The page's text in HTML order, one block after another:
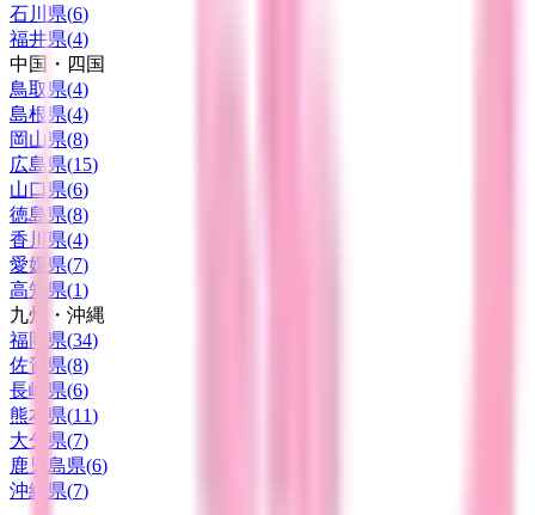
石川県(6)
福井県(4)
中国・四国
鳥取県(4)
島根県(4)
岡山県(8)
広島県(15)
山口県(6)
徳島県(8)
香川県(4)
愛媛県(7)
高知県(1)
九州・沖縄
福岡県(34)
佐賀県(8)
長崎県(6)
熊本県(11)
大分県(7)
鹿児島県(6)
沖縄県(7)